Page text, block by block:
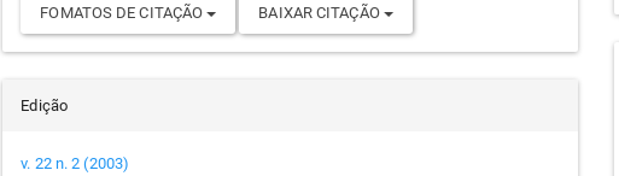
FOMATOS DE CITAÇÃO BAIXAR CITAÇÃO
Edição
v. 22 n. 2 (2003)